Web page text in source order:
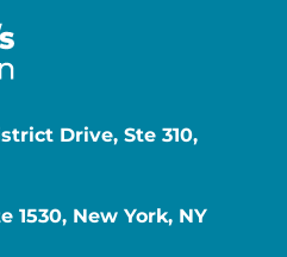
Drive, Ste 310,
1530, New York, NY